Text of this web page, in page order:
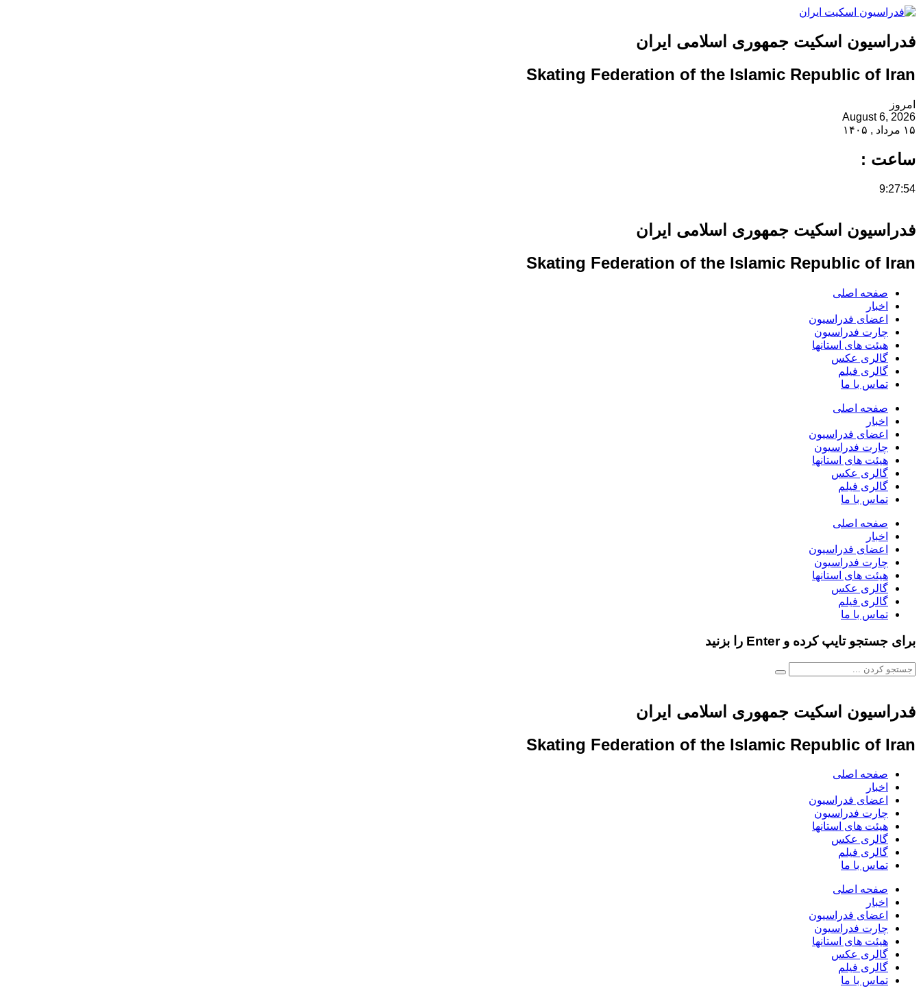
فدراسیون اسکیت جمهوری اسلامی ایران
Skating Federation of the Islamic Republic of Iran
امروز
August 6, 2026
۱۵ مرداد , ۱۴۰۵
ساعت :
9:27:54
فدراسیون اسکیت جمهوری اسلامی ایران
Skating Federation of the Islamic Republic of Iran
صفحه اصلی
اخبار
اعضای فدراسیون
چارت فدراسیون
هیئت های استانها
گالری عکس
گالری فیلم
تماس با ما
صفحه اصلی
اخبار
اعضای فدراسیون
چارت فدراسیون
هیئت های استانها
گالری عکس
گالری فیلم
تماس با ما
صفحه اصلی
اخبار
اعضای فدراسیون
چارت فدراسیون
هیئت های استانها
گالری عکس
گالری فیلم
تماس با ما
برای جستجو تایپ کرده و Enter را بزنید
فدراسیون اسکیت جمهوری اسلامی ایران
Skating Federation of the Islamic Republic of Iran
صفحه اصلی
اخبار
اعضای فدراسیون
چارت فدراسیون
هیئت های استانها
گالری عکس
گالری فیلم
تماس با ما
صفحه اصلی
اخبار
اعضای فدراسیون
چارت فدراسیون
هیئت های استانها
گالری عکس
گالری فیلم
تماس با ما